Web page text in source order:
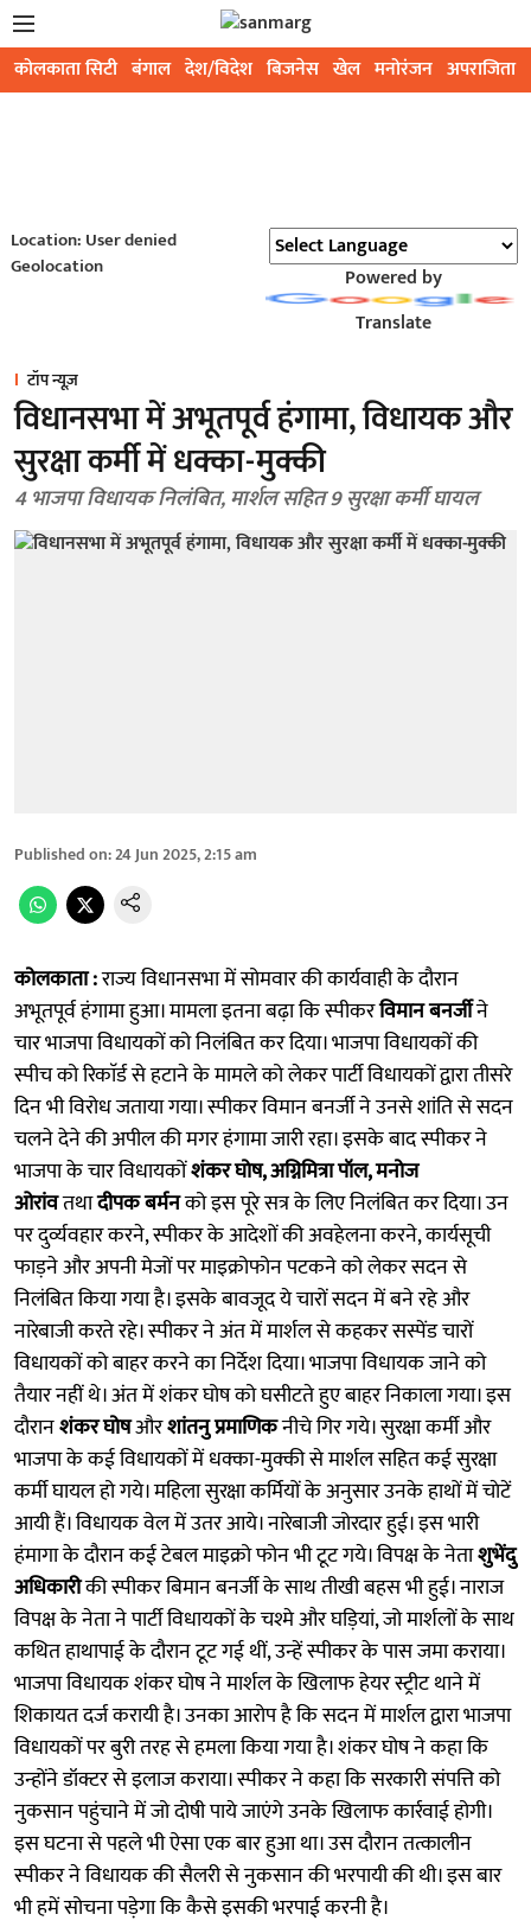
कोलकाता सिटी बंगाल देश/विदेश बिजनेस खेल मनोरंजन अपराजिता
Location: User denied
Geolocation
Powered by
Translate
टॉप न्यूज़
विधानसभा में अभूतपूर्व हंगामा, विधायक और
सुरक्षा कर्मी में धक्का-मुक्की
4 भाजपा विधायक निलंबित, मार्शल सहित 9 सुरक्षा कर्मी घायल
Published on:24 Jun 2025, 2:15 am
कोलकाता :राज्य विधानसभा में सोमवार की कार्यवाही के दौरान
अभूतपूर्व हंगामा हुआ। मामला इतना बढ़ा कि स्पीकरविमान बनर्जीने
चार भाजपा विधायकों को निलंबित कर दिया। भाजपा विधायकों की
स्पीच को रिकाॅर्ड से हटाने के मामले को लेकर पार्टी विधायकों द्वारा तीसरे
दिन भी विरोध जताया गया। स्पीकर विमान बनर्जी ने उनसे शांति से सदन
चलने देने की अपील की मगर हंगामा जारी रहा। इसके बाद स्पीकर ने
भाजपा के चार विधायकोंशंकर घोष, अग्निमित्रा पॉल, मनोज
ओरांवतथादीपक बर्मनको इस पूरे सत्र के लिए निलंबित कर दिया। उन
पर दुर्व्यवहार करने, स्पीकर के आदेशों की अवहेलना करने, कार्यसूची
फाड़ने और अपनी मेजों पर माइक्रोफोन पटकने को लेकर सदन से
निलंबित किया गया है। इसके बावजूद ये चारों सदन में बने रहे और
नारेबाजी करते रहे। स्पीकर ने अंत में मार्शल से कहकर सस्पेंड चारों
विधायकों को बाहर करने का निर्देश दिया। भाजपा विधायक जाने को
तैयार नहीं थे। अंत में शंकर घोष को घसीटते हुए बाहर निकाला गया। इस
दौरानशंकर घोषऔरशांतनु प्रमाणिकनीचे गिर गये। सुरक्षा कर्मी और
भाजपा के कई विधायकों में धक्का-मुक्की से मार्शल सहित कई सुरक्षा
कर्मी घायल हो गये। महिला सुरक्षा कर्मियों के अनुसार उनके हाथों में चाेटें
आयी हैं। विधायक वेल में उतर आये। नारेबाजी जोरदार हुई। इस भारी
हंमागा के दौरान कई टेबल माइक्रो फोन भी टूट गये। विपक्ष के नेताशुभेंदु
अधिकारीकी स्पीकर बिमान बनर्जी के साथ तीखी बहस भी हुई। नाराज
विपक्ष के नेता ने पार्टी विधायकों के चश्मे और घड़ियां, जो मार्शलों के साथ
कथित हाथापाई के दौरान टूट गई थीं, उन्हें स्पीकर के पास जमा कराया।
भाजपा विधायक शंकर घोष ने मार्शल के खिलाफ हेयर स्ट्रीट थाने में
शिकायत दर्ज करायी है। उनका आरोप है कि सदन में मार्शल द्वारा भाजपा
विधायकों पर बुरी तरह से हमला किया गया है। शंकर घोष ने कहा कि
उन्होंने डॉक्टर से इलाज कराया। स्पीकर ने कहा कि सरकारी संपत्ति को
नुकसान पहुंचाने में जो दोषी पाये जाएंगे उनके खिलाफ कार्रवाई होगी।
इस घटना से पहले भी ऐसा एक बार हुआ था। उस दौरान तत्कालीन
स्पीकर ने विधायक की सैलरी से नुकसान की भरपायी की थी। इस बार
भी हमें सोचना पड़ेगा कि कैसे इसकी भरपाई करनी है।